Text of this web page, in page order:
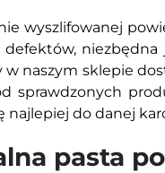
wyszlifowanej
w naszym sklepie
sprawdzonych
najlepiej do danej
pasta